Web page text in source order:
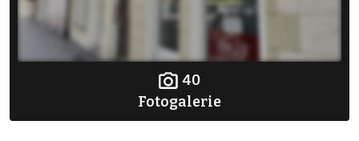
40
Fotogalerie